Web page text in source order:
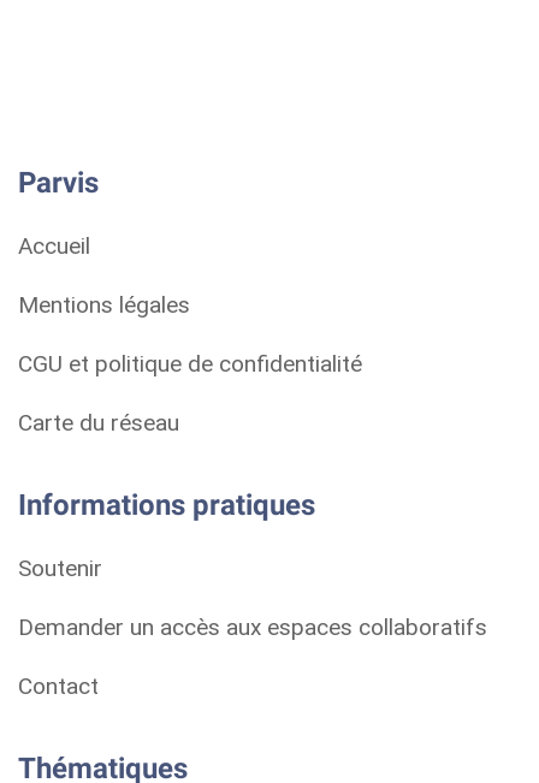
Parvis
Accueil
Mentions légales
CGU et politique de confidentialité
Carte du réseau
Informations pratiques
Soutenir
Demander un accès aux espaces collaboratifs
Contact
Thématiques